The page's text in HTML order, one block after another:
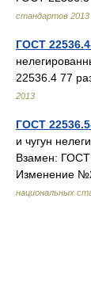
стандартов 2013
ГОСТ
22536.4 77
2013
ГОСТ
и чугун
Взамен:
Изменение
национальных